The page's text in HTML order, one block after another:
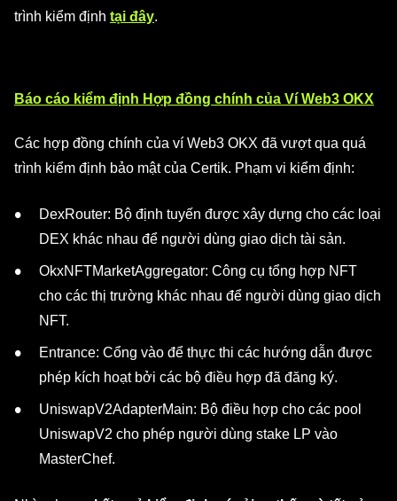
trình kiểm định tại đây.
Báo cáo kiểm định Hợp đồng chính của Ví Web3 OKX
Các hợp đồng chính của ví Web3 OKX đã vượt qua quá
trình kiểm định bảo mật của Certik. Phạm vi kiểm định:
DexRouter: Bộ định tuyến được xây dựng cho các loại
DEX khác nhau để người dùng giao dịch tài sản.
OkxNFTMarketAggregator: Công cụ tổng hợp NFT
cho các thị trường khác nhau để người dùng giao dịch
NFT.
Entrance: Cổng vào để thực thi các hướng dẫn được
phép kích hoạt bởi các bộ điều hợp đã đăng ký.
UniswapV2AdapterMain: Bộ điều hợp cho các pool
UniswapV2 cho phép người dùng stake LP vào
MasterChef.